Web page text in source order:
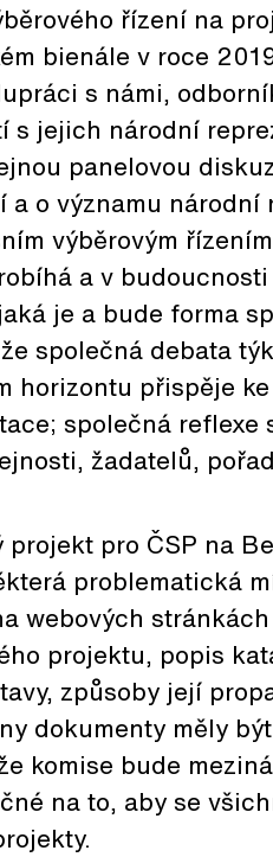
řízení na
bienále v roce
s námi,
s jejich národní
panelovou
o významu národní
výběrovým
a v
je a bude forma
společná debata
horizontu přispěje
společná reflexe
žadatelů,
pro ČSP na
problematická
webových
projektu, popis
způsoby její
dokumenty měly
komise bude
na to, aby se